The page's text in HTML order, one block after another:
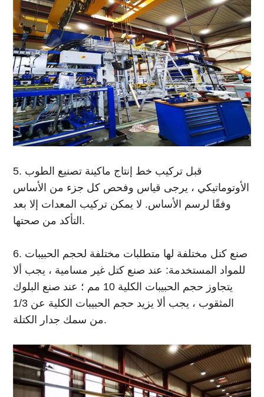
5. قبل تركيب خط إنتاج ماكينة تصنيع الطوب
الأوتوماتيكي ، يرجى قياس وفحص كل جزء من الأساس
وفقًا لرسم الأساس. لا يمكن تركيب المعدات إلا بعد
التأكد من صحتها.
6. صنع كتل مختلفة لها متطلبات مختلفة لحجم الحبيبات
للمواد المستخدمة: عند صنع كتل غير مسامية ، يجب ألا
يتجاوز حجم الحبيبات الكلية 10 مم ؛ عند صنع البلوك
المثقوب ، يجب ألا يزيد حجم الحبيبات الكلية عن 1/3
من سمك جدار الكتلة.